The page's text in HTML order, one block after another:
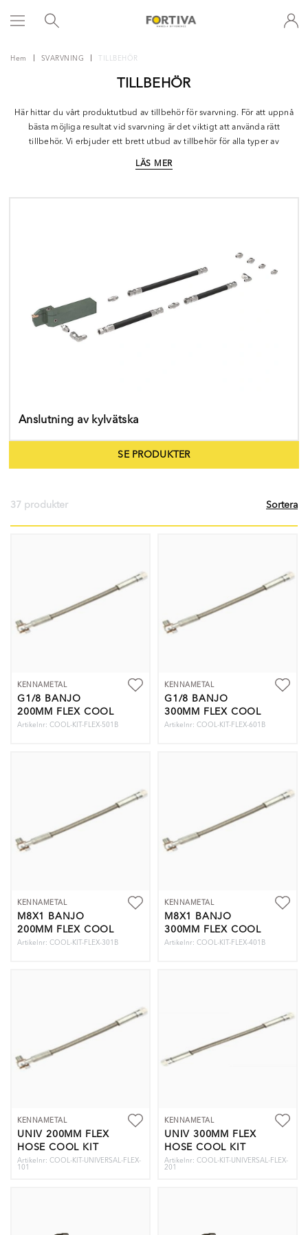
Hem SVARVNING TILLBEHÖR
TILLBEHÖR
Här hittar du vårt produktutbud av tillbehör för svarvning. För att uppnå
bästa möjliga resultat vid svarvning är det viktigt att använda rätt
tillbehör. Vi erbjuder ett brett utbud av tillbehör för alla typer av
svarvning.
LÄS MER
Anslutning av kylvätska
SE PRODUKTER
37 produkter Sortera
KENNAMETAL
G1/8 BANJO
200MM FLEX COOL
KIT
Artikelnr: COOL-KIT-FLEX-501B
KENNAMETAL
G1/8 BANJO
300MM FLEX COOL
KIT
Artikelnr: COOL-KIT-FLEX-601B
KENNAMETAL
M8X1 BANJO
200MM FLEX COOL
KIT
Artikelnr: COOL-KIT-FLEX-301B
KENNAMETAL
M8X1 BANJO
300MM FLEX COOL
KIT
Artikelnr: COOL-KIT-FLEX-401B
KENNAMETAL
UNIV 200MM FLEX
HOSE COOL KIT
Artikelnr: COOL-KIT-UNIVERSAL-FLEX-
101
KENNAMETAL
UNIV 300MM FLEX
HOSE COOL KIT
Artikelnr: COOL-KIT-UNIVERSAL-FLEX-
201